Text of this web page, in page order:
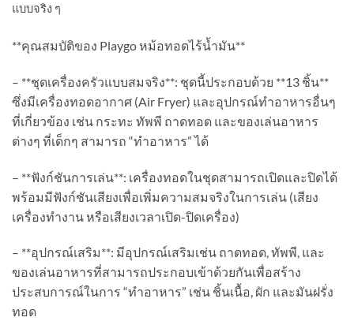
แบบจริง ๆ
**คุณสมบัติของ Playgo หม้อทอดไร้น้ำมัน**
– **ชุดเครื่องครัวแบบสมจริง**: ชุดนี้ประกอบด้วย **13 ชิ้น**
ซึ่งมีเครื่องทอดอากาศ (Air Fryer) และอุปกรณ์ทำอาหารอื่นๆ
ที่เกี่ยวข้อง เช่น กระทะ ทัพพี ถาดทอด และของเล่นอาหาร
ต่างๆ ที่เด็กๆ สามารถ “ทำอาหาร” ได้
– **ฟังก์ชันการเล่น**: เครื่องทอดในชุดสามารถเปิดและปิดได้
พร้อมมีฟังก์ชันเสียงเพื่อเพิ่มความสมจริงในการเล่น (เสียง
เครื่องทำงาน หรือเสียงเวลาเปิด-ปิดเครื่อง)
– **อุปกรณ์เสริม**: มีอุปกรณ์เสริมเช่น ถาดทอด, ทัพพี, และ
ของเล่นอาหารที่สามารถประกอบเข้าด้วยกันเพื่อสร้าง
ประสบการณ์ในการ “ทำอาหาร” เช่น ชิ้นเนื้อ, ผัก และมันฝรั่ง
ทอด